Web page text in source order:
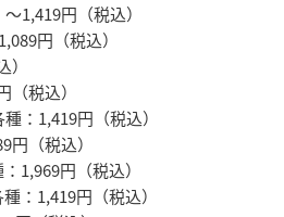
1,419円（税込）
円（税込）
（税込）
：1,419円（税込）
（税込）
1,969円（税込）
：1,419円（税込）